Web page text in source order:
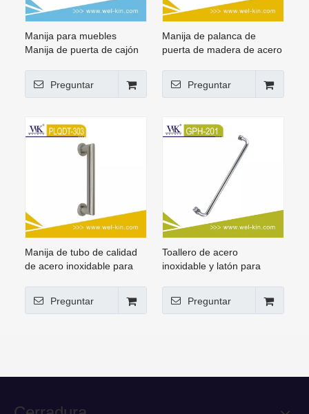
Manija para muebles
Manija de puerta de cajón
Preguntar
Manija de palanca de
puerta de madera de acero
Preguntar
Manija de tubo de calidad
de acero inoxidable para
Preguntar
Toallero de acero
inoxidable y latón para
ducha
Preguntar